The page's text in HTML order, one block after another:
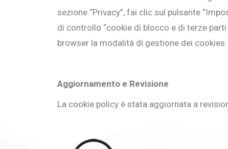
sezione “Privacy”, fai clic sul pulsante
di controllo “cookie di blocco e di terze
browser la modalità di gestione dei cookies.
Aggiornamento e Revisione
La cookie policy è stata aggiornata a